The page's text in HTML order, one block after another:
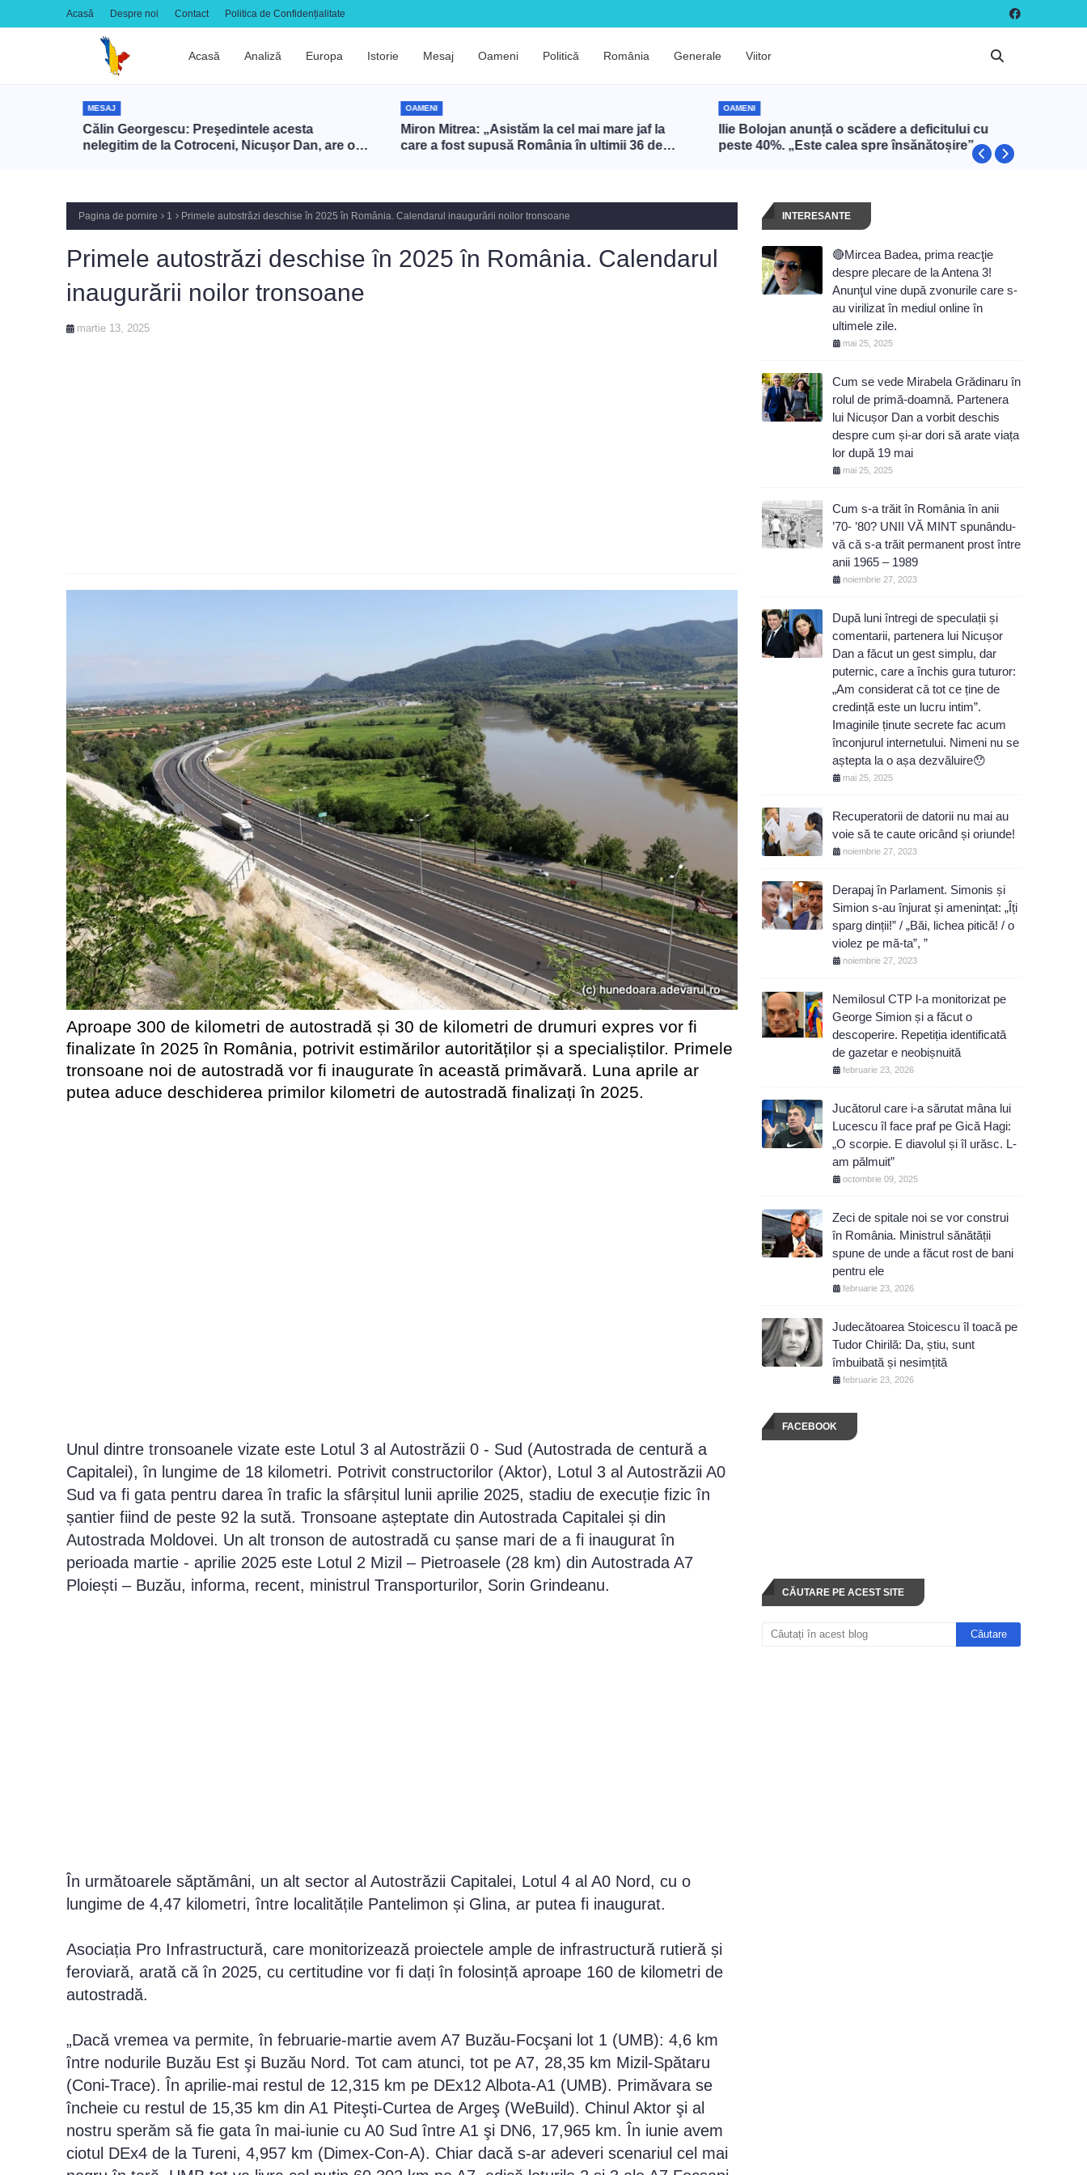
Acasă Despre noi Contact Politica de Confidențialitate
Acasă Analiză Europa Istorie Mesaj Oameni Politică România Generale Viitor
MESAJ
Călin Georgescu: Preşedintele acesta
nelegitim de la Cotroceni, Nicuşor Dan, are o
OAMENI
Miron Mitrea: „Asistăm la cel mai mare jaf la
care a fost supusă România în ultimii 36 de
OAMENI
Ilie Bolojan anunță o scădere a deficitului cu
peste 40%. „Este calea spre însănătoșire”
Pagina de pornire 1 Primele autostrăzi deschise în 2025 în România. Calendarul inaugurării noilor tronsoane
Primele autostrăzi deschise în 2025 în România. Calendarul
inaugurării noilor tronsoane
martie 13, 2025
Aproape 300 de kilometri de autostradă și 30 de kilometri de drumuri expres vor fi
finalizate în 2025 în România, potrivit estimărilor autorităților și a specialiștilor. Primele
tronsoane noi de autostradă vor fi inaugurate în această primăvară. Luna aprile ar
putea aduce deschiderea primilor kilometri de autostradă finalizați în 2025.
Unul dintre tronsoanele vizate este Lotul 3 al Autostrăzii 0 - Sud (Autostrada de centură a
Capitalei), în lungime de 18 kilometri. Potrivit constructorilor (Aktor), Lotul 3 al Autostrăzii A0
Sud va fi gata pentru darea în trafic la sfârșitul lunii aprilie 2025, stadiu de execuție fizic în
șantier fiind de peste 92 la sută. Tronsoane așteptate din Autostrada Capitalei și din
Autostrada Moldovei. Un alt tronson de autostradă cu șanse mari de a fi inaugurat în
perioada martie - aprilie 2025 este Lotul 2 Mizil – Pietroasele (28 km) din Autostrada A7
Ploiești – Buzău, informa, recent, ministrul Transporturilor, Sorin Grindeanu.
În următoarele săptămâni, un alt sector al Autostrăzii Capitalei, Lotul 4 al A0 Nord, cu o
lungime de 4,47 kilometri, între localitățile Pantelimon și Glina, ar putea fi inaugurat.
Asociația Pro Infrastructură, care monitorizează proiectele ample de infrastructură rutieră și
feroviară, arată că în 2025, cu certitudine vor fi dați în folosință aproape 160 de kilometri de
autostradă.
„Dacă vremea va permite, în februarie-martie avem A7 Buzău-Focşani lot 1 (UMB): 4,6 km
între nodurile Buzău Est şi Buzău Nord. Tot cam atunci, tot pe A7, 28,35 km Mizil-Spătaru
(Coni-Trace). În aprilie-mai restul de 12,315 km pe DEx12 Albota-A1 (UMB). Primăvara se
încheie cu restul de 15,35 km din A1 Piteşti-Curtea de Argeş (WeBuild). Chinul Aktor şi al
nostru sperăm să fie gata în mai-iunie cu A0 Sud între A1 şi DN6, 17,965 km. În iunie avem
ciotul DEx4 de la Tureni, 4,957 km (Dimex-Con-A). Chiar dacă s-ar adeveri scenariul cel mai
INTERESANTE
🔴Mircea Badea, prima reacţie
despre plecare de la Antena 3!
Anunţul vine după zvonurile care s-
au virilizat în mediul online în
ultimele zile.
mai 25, 2025
Cum se vede Mirabela Grădinaru în
rolul de primă-doamnă. Partenera
lui Nicușor Dan a vorbit deschis
despre cum și-ar dori să arate viața
lor după 19 mai
mai 25, 2025
Cum s-a trăit în România în anii
’70- ’80? UNII VĂ MINT spunându-
vă că s-a trăit permanent prost între
anii 1965 – 1989
noiembrie 27, 2023
După luni întregi de speculații și
comentarii, partenera lui Nicușor
Dan a făcut un gest simplu, dar
puternic, care a închis gura tuturor:
„Am considerat că tot ce ține de
credință este un lucru intim”.
Imaginile ținute secrete fac acum
înconjurul internetului. Nimeni nu se
aștepta la o așa dezvăluire😯
mai 25, 2025
Recuperatorii de datorii nu mai au
voie să te caute oricând și oriunde!
noiembrie 27, 2023
Derapaj în Parlament. Simonis și
Simion s-au înjurat și amenințat: „Îți
sparg dinții!” / „Băi, lichea pitică! / o
violez pe mă-ta”, ”
noiembrie 27, 2023
Nemilosul CTP l-a monitorizat pe
George Simion și a făcut o
descoperire. Repetiția identificată
de gazetar e neobișnuită
februarie 23, 2026
Jucătorul care i-a sărutat mâna lui
Lucescu îl face praf pe Gică Hagi:
„O scorpie. E diavolul și îl urăsc. L-
am pălmuit”
octombrie 09, 2025
Zeci de spitale noi se vor construi
în România. Ministrul sănătății
spune de unde a făcut rost de bani
pentru ele
februarie 23, 2026
Judecătoarea Stoicescu îl toacă pe
Tudor Chirilă: Da, știu, sunt
îmbuibată și nesimțită
februarie 23, 2026
FACEBOOK
CĂUTARE PE ACEST SITE